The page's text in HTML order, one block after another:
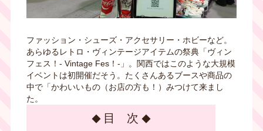
ファッション・シューズ・アクセサリー・ホビーなど。
あらゆるレトロ・ヴィンテージアイテムの祭典「ヴィン
フェス！- Vintage Fes！-」。関西ではこのような大規模
イベントは初開催だそう。たくさんあるブースや商品の
中で「かわいいもの（お店の方も！）みつけて来まし
た。
目 次